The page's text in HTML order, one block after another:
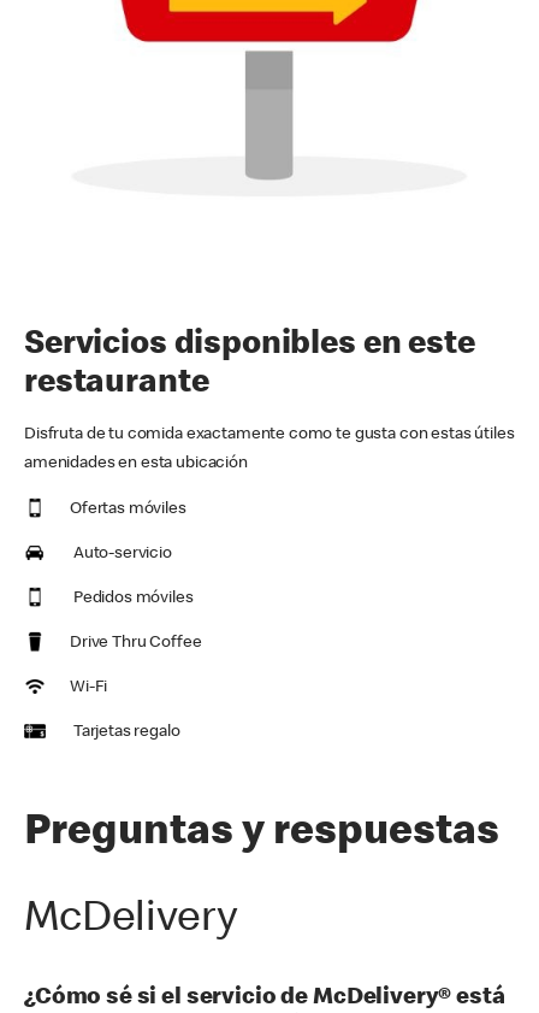
Servicios disponibles en este
restaurante
Disfruta de tu comida exactamente como te gusta con estas útiles
amenidades en esta ubicación
Ofertas móviles
Auto-servicio
Pedidos móviles
Drive Thru Coffee
Wi-Fi
Tarjetas regalo
Preguntas y respuestas
McDelivery
¿Cómo sé si el servicio de McDelivery® está